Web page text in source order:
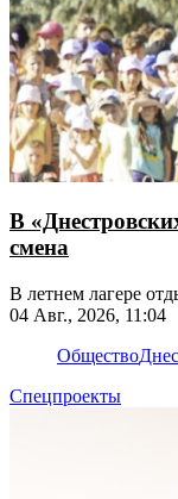
В
смена
В летнем лагере
04 Авг., 2026, 11:04
Общество
Спецпроекты